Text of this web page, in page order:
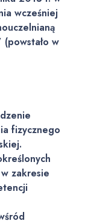
wcześniej
(powstało w
fizycznego
zakresie